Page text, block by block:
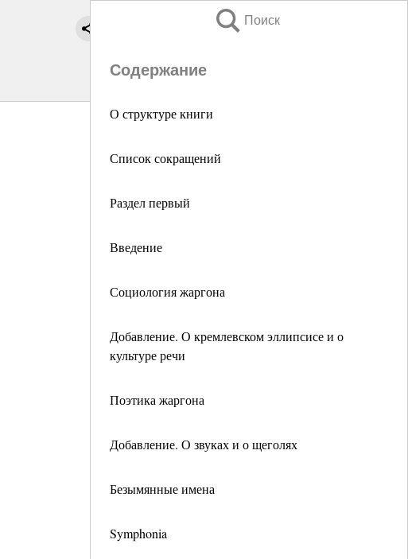
Поиск
Содержание
О структуре книги
Список сокращений
Раздел первый
Введение
Социология жаргона
Добавление. О кремлевском эллипсисе и о
культуре речи
Поэтика жаргона
Добавление. О звуках и о щеголях
Безымянные имена
Symphonia